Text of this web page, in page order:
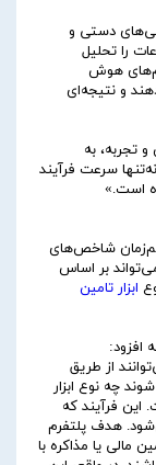
دستی و
را تحلیل
هوش
و نتیجه‌ای
تجربه، به
سرعت فرآیند
است.»
شاخص‌های
بر اساس
ابزار تامین
افزود:
از طریق
چه نوع ابزار
این فرآیند که
هدف پلتفرم
مالی یا مذاکره با